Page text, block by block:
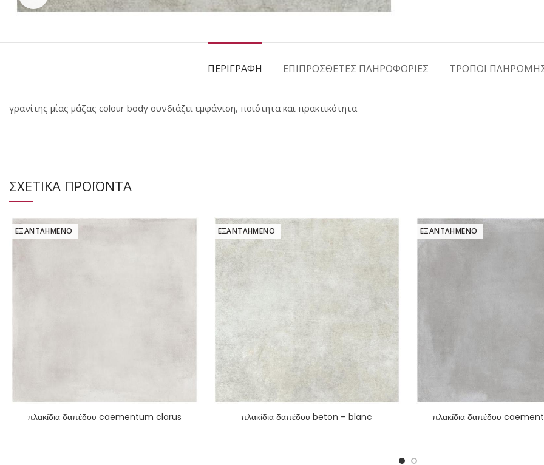
ΠΕΡΙΓΡΑΦΗ ΕΠΙΠΡΟΣΘΕΤΕΣ ΠΛΗΡΟΦΟΡΙΕΣ ΤΡΟΠΟΙ
γρανίτης μίας μάζας colour body συνδιάζει εμφάνιση, ποιότητα και πρακτικότητα
ΣΧΕΤΙΚΑ ΠΡΟΪΟΝΤΑ
ΕΞΑΝΤΛΗΜΕΝΟ
πλακίδια δαπέδου caementum clarus
ΕΞΑΝΤΛΗΜΕΝΟ
πλακίδια δαπέδου beton – blanc
ΕΞΑΝΤΛΗΜΕΝΟ
πλακίδια δαπέδου